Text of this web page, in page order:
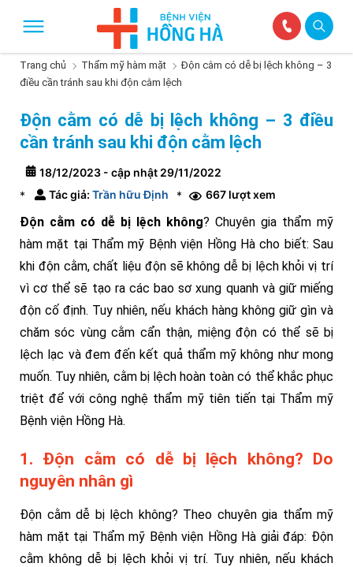
Trang chủ Thẩm mỹ hàm mặt
Độn cằm có dễ bị lệch không – 3
điều cần tránh sau khi độn cằm lệch
Độn cằm có dễ bị lệch không – 3 điều
cần tránh sau khi độn cằm lệch
18/12/2023 - cập nhật 29/11/2022
*
Tác giả: Trần hữu Định * 667 lượt xem
Độn cằm có dễ bị lệch không? Chuyên gia thẩm mỹ
hàm mặt tại Thẩm mỹ Bệnh viện Hồng Hà cho biết: Sau
khi độn cằm, chất liệu độn sẽ không dễ bị lệch khỏi vị trí
vì cơ thể sẽ tạo ra các bao sơ xung quanh và giữ miếng
độn cố định. Tuy nhiên, nếu khách hàng không giữ gìn và
chăm sóc vùng cằm cẩn thận, miệng độn có thể sẽ bị
lệch lạc và đem đến kết quả thẩm mỹ không như mong
muốn. Tuy nhiên, cằm bị lệch hoàn toàn có thể khắc phục
triệt để với công nghệ thẩm mỹ tiên tiến tại Thẩm mỹ
Bệnh viện Hồng Hà.
1. Độn cằm có dễ bị lệch không? Do
nguyên nhân gì
Độn cằm dễ bị lệch không? Theo chuyên gia thẩm mỹ
hàm mặt tại Thẩm mỹ Bệnh viện Hồng Hà giải đáp: Độn
cằm không dễ bị lệch khỏi vị trí. Tuy nhiên, nếu khách